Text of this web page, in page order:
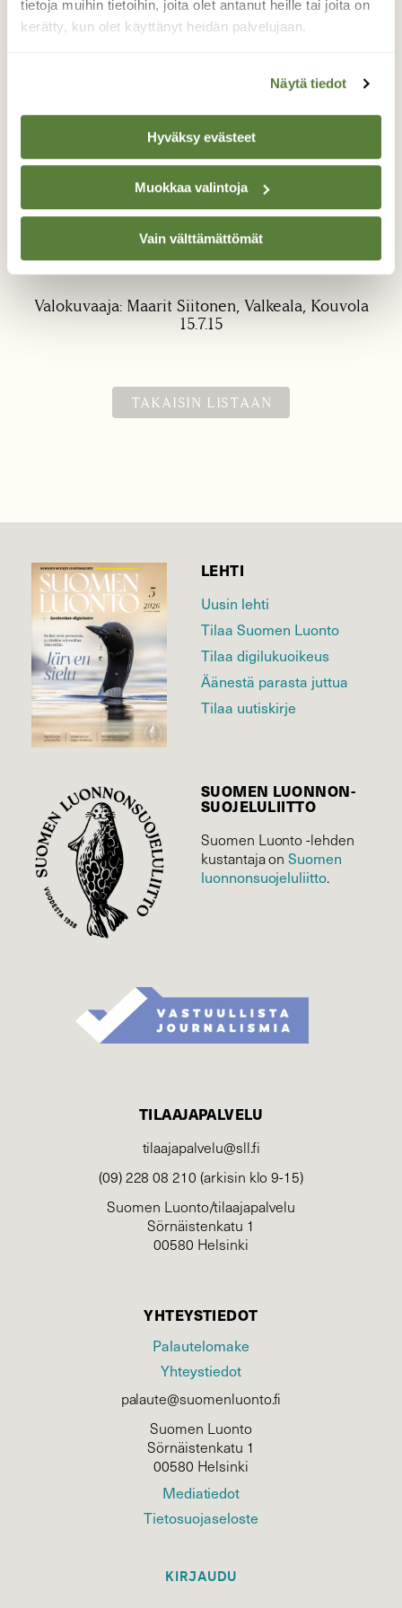
tietoja muihin tietoihin, joita olet antanut heille tai joita on
kerätty, kun olet käyttänyt heidän palvelujaan.
Näytä tiedot
Hyväksy evästeet
Muokkaa valintoja
Vain välttämättömät
Rantakäärme
elementissään
kansallispuistossa Repoveden rannalla
Valokuvaaja: Maarit Siitonen, Valkeala, Kouvola
15.7.15
TAKAISIN LISTAAN
LEHTI
Uusin lehti
Tilaa Suomen Luonto
Tilaa digilukuoikeus
Äänestä parasta juttua
Tilaa uutiskirje
SUOMEN LUONNON­
SUOJELU­LIITTO
Suomen Luonto -lehden
kustantaja onSuomen
luonnonsuojelu­liitto.
TILAAJAPALVELU
tilaajapalvelu@sll.fi
(09) 228 08 210 (arkisin klo 9-15)
Suomen Luonto/tilaajapalvelu
Sörnäistenkatu 1
00580 Helsinki
YHTEYSTIEDOT
Palautelomake
Yhteystiedot
palaute@suomenluonto.fi
Suomen Luonto
Sörnäistenkatu 1
00580 Helsinki
Mediatiedot
Tietosuojaseloste
KIRJAUDU